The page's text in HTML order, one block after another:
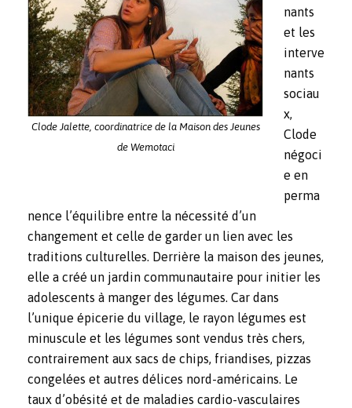
Clode Jalette, coordinatrice de la Maison des Jeunes
de Wemotaci
nants
et les
interve
nants
sociau
x,
Clode
négoci
e en
perma
nence l’équilibre entre la nécessité d’un
changement et celle de garder un lien avec les
traditions culturelles. Derrière la maison des jeunes,
elle a créé un jardin communautaire pour initier les
adolescents à manger des légumes. Car dans
l’unique épicerie du village, le rayon légumes est
minuscule et les légumes sont vendus très chers,
contrairement aux sacs de chips, friandises, pizzas
congelées et autres délices nord-américains. Le
taux d’obésité et de maladies cardio-vasculaires